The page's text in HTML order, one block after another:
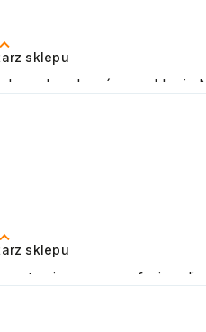
sklepu
zakupów w sklepie
sklepu
stawiamy na